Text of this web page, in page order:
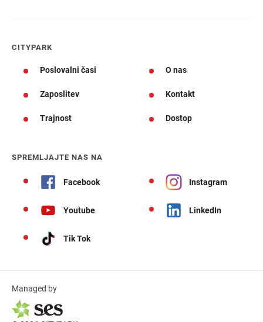
CITYPARK
Poslovalni časi O nas
Zaposlitev Kontakt
Trajnost Dostop
SPREMLJAJTE NAS NA
Facebook Instagram
Youtube LinkedIn
Tik Tok
Managed by